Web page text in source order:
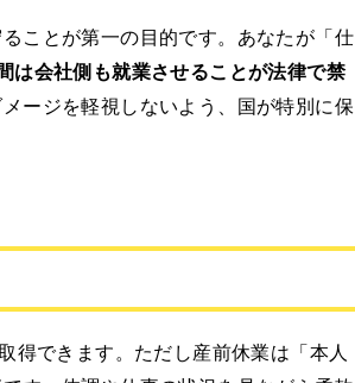
ことが第一の目的です。あなたが「仕
は会社側も就業させることが法律で禁
ージを軽視しないよう、国が特別に保
得できます。ただし産前休業は「本人